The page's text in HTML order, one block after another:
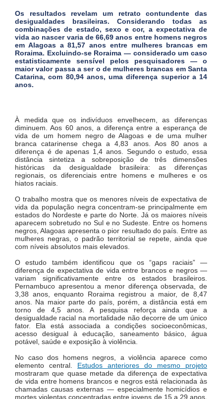
Os resultados revelam um retrato contundente das
desigualdades brasileiras. Considerando todas as
combinações de estado, sexo e cor, a expectativa de
vida ao nascer varia de 66,69 anos entre homens negros
em Alagoas a 81,57 anos entre mulheres brancas em
Roraima. Excluindo-se Roraima — considerado um caso
estatisticamente sensível pelos pesquisadores — o
maior valor passa a ser o de mulheres brancas em Santa
Catarina, com 80,94 anos, uma diferença superior a 14
anos.
À medida que os indivíduos envelhecem, as diferenças
diminuem. Aos 60 anos, a diferença entre a esperança de
vida de um homem negro de Alagoas e de uma mulher
branca catarinense chega a 4,83 anos. Aos 80 anos a
diferença é de apenas 1,4 anos. Segundo o estudo, essa
distância sintetiza a sobreposição de três dimensões
históricas da desigualdade brasileira: as diferenças
regionais, os diferenciais entre homens e mulheres e os
hiatos raciais.
O trabalho mostra que os menores níveis de expectativa de
vida da população negra concentram-se principalmente em
estados do Nordeste e parte do Norte. Já os maiores níveis
aparecem sobretudo no Sul e no Sudeste. Entre os homens
negros, Alagoas apresenta o pior resultado do país. Entre as
mulheres negras, o padrão territorial se repete, ainda que
com níveis absolutos mais elevados.
O estudo também identificou que os “gaps raciais” —
diferença de expectativa de vida entre brancos e negros —
variam significativamente entre os estados brasileiros.
Pernambuco apresentou a menor diferença observada, de
3,38 anos, enquanto Roraima registrou a maior, de 8,47
anos. Na maior parte do país, porém, a distância está em
torno de 4,5 anos. A pesquisa reforça ainda que a
desigualdade racial na mortalidade não decorre de um único
fator. Ela está associada a condições socioeconômicas,
acesso desigual à educação, saneamento básico, água
potável, saúde e exposição à violência.
No caso dos homens negros, a violência aparece como
elemento central. Estudos anteriores do mesmo projeto
mostraram que quase metade da diferença de expectativa
de vida entre homens brancos e negros está relacionada às
chamadas causas externas — especialmente homicídios e
mortes violentas concentradas entre jovens de 15 a 29 anos.